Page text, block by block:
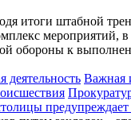
итоги штабной
мероприятий,
обороны к
деятельность Важная
предупреждает